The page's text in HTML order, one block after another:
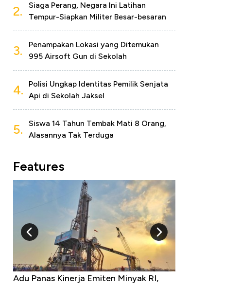
2.
Siaga Perang, Negara Ini Latihan
Tempur-Siapkan Militer Besar-besaran
3.
Penampakan Lokasi yang Ditemukan
995 Airsoft Gun di Sekolah
4.
Polisi Ungkap Identitas Pemilik Senjata
Api di Sekolah Jaksel
5.
Siswa 14 Tahun Tembak Mati 8 Orang,
Alasannya Tak Terduga
Features
10 Provinsi dengan Tingkat